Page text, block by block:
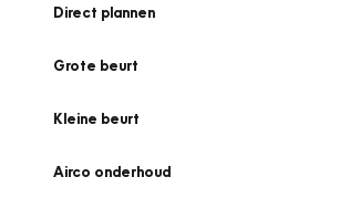
Direct plannen
Grote beurt
Kleine beurt
Airco onderhoud